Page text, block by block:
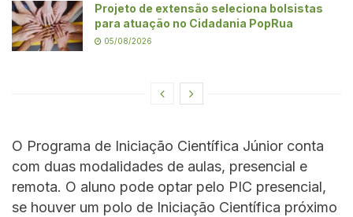
Projeto de extensão seleciona bolsistas
para atuação no Cidadania PopRua
05/08/2026
O Programa de Iniciação Científica Júnior conta
com duas modalidades de aulas, presencial e
remota. O aluno pode optar pelo PIC presencial,
se houver um polo de Iniciação Científica próximo